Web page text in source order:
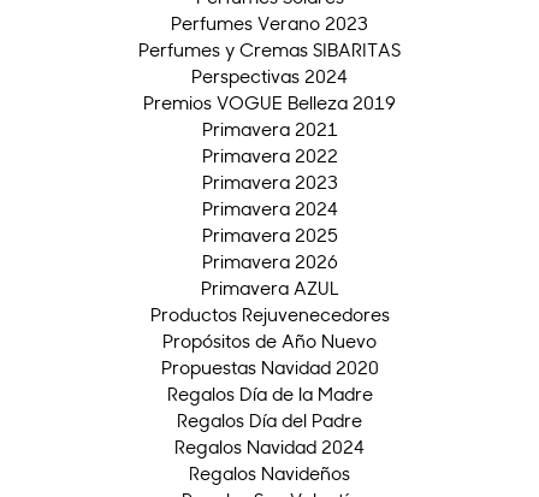
Perfumes Verano 2023
Perfumes y Cremas SIBARITAS
Perspectivas 2024
Premios VOGUE Belleza 2019
Primavera 2021
Primavera 2022
Primavera 2023
Primavera 2024
Primavera 2025
Primavera 2026
Primavera AZUL
Productos Rejuvenecedores
Propósitos de Año Nuevo
Propuestas Navidad 2020
Regalos Día de la Madre
Regalos Día del Padre
Regalos Navidad 2024
Regalos Navideños